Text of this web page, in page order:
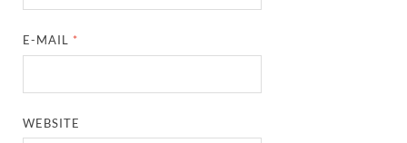
E-MAIL *
WEBSITE